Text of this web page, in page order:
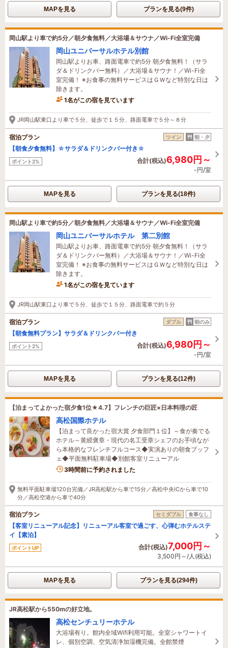
MAPを見る プランを見る(9件)
岡山駅より車で約5分／朝夕食無料／大浴場＆サウナ／Wi-Fi全室完備
岡山ユニバーサルホテル別館
岡山駅よりお車、路面電車で約5分 朝夕食無料！（サラ
ダ＆ドリンクバー無料）／大浴場＆サウナ！／Wi-Fi全
室完備！ ※お食事の無料サービスはＧＷなど特別な日は
除きます。
1名がこの宿を見ています
8時間前に予約されました
JR岡山駅東口より車で５分、徒歩で１５分、路面電車で５分～８分
宿泊プラン ツイン 朝・夕
【朝食夕食無料】☆サラダ＆ドリンクバー付き☆
ポイント2% 合計(税込)6,980円～
-円/室
MAPを見る プランを見る(18件)
岡山駅より車で約5分／朝夕食無料／大浴場＆サウナ／Wi-Fi全室完備
岡山ユニバーサルホテル 第二別館
岡山駅よりお車、路面電車で約5分 朝夕食無料！（サラ
ダ＆ドリンクバー無料）／大浴場＆サウナ！／Wi-Fi全
室完備！ ※お食事の無料サービスはＧＷなど特別な日は
除きます。
1名がこの宿を見ています
31分前に予約されました
JR岡山駅東口より車で５分、徒歩で１５分、路面電車で約５分
宿泊プラン ダブル 朝のみ
【朝食無料プラン】サラダ＆ドリンクバー付き
ポイント2% 合計(税込)6,980円～
-円/室
MAPを見る プランを見る(12件)
【泊まってよかった宿夕食1位★4.7】フレンチの巨匠×日本料理の匠
高松国際ホテル
【泊まって良かった宿大賞 夕食部門１位】～食が奏でる
ホテル～黄綬褒章・現代の名工受章シェフのお手頃なが
ら本格的なフレンチフルコース◆実演ありの朝食ブッフ
ェ◆平面無料駐車場◆別館客室リニューアル
3時間前に予約されました
無料平面駐車場120台完備／JR高松駅から車で15分／高松中央ICから車で10
分／高松空港から車で40分
宿泊プラン セミダブル 食事なし
【客室リニューアル記念】リニューアル客室で過ごす、心弾むホテルステ
イ【素泊】
ポイントUP 合計(税込)7,000円～
3,500円～/人(税込)
MAPを見る プランを見る(294件)
JR高松駅から550mの好立地。
高松センチュリーホテル
大浴場有り。館内全域Wifi利用可能。全室シャワートイ
レ、個別空調、空気清浄加湿機完備。全館禁煙